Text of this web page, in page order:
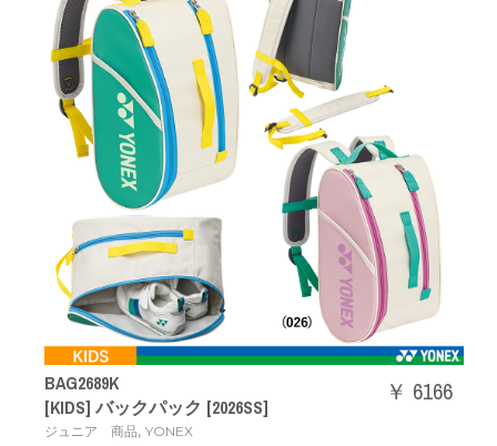
BAG2689K
[KIDS] バックパック [2026SS]
ジュニア 商品, YONEX
￥ 6166